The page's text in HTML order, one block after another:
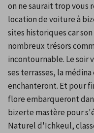
on ne saurait trop
location de voiture à
sites historiques car son
nombreux trésors
incontournable. Le soir
ses terrasses, la
enchanteront. Et pour
flore embarqueront
bizerte mastère pour
Naturel d'Ichkeul,